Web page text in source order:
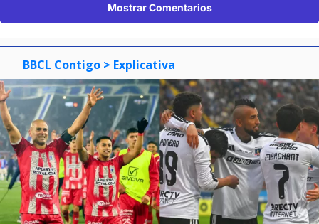
Mostrar Comentarios
BBCL Contigo > Explicativa